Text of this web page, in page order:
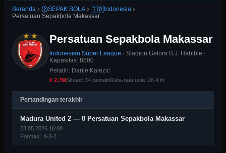
Beranda SEPAK BOLA 🇮🇩 Indonesia
Persatuan Sepakbola Makassar
Persatuan Sepakbola Makassar
Indonesian Super League · Stadion Gelora B.J. Habibie ·
Kapasitas: 8500
Pelatih: Darije Kalezić
€ 2.7MSkuad: 34 pemainRata-rata usia: 26.4 th
Pertandingan terakhir
Madura United 2 — 0 Persatuan Sepakbola Makassar
23.05.2026 16:00
Formasi: 4-3-3